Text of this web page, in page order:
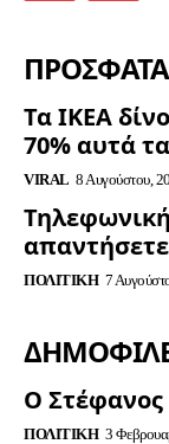
Τα ΙΚΕΑ
70% αυτά
VIRAL 8 Αυγούστου,
ΠΟΛΙΤΙΚΉ 7
Ο
ΠΟΛΙΤΙΚΉ 3